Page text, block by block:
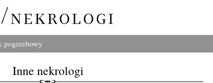
pogrzebowy
Inne nekrologi